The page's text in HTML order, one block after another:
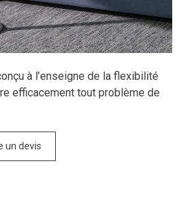
à l’enseigne de la flexibilité
efficacement tout problème de
un devis